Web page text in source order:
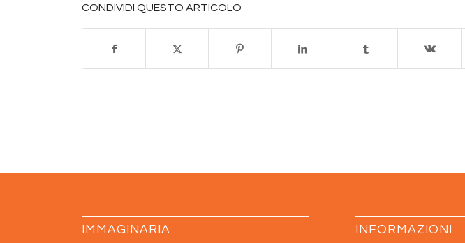
CONDIVIDI QUESTO ARTICOLO
IMMAGINARIA INFORMAZIONI